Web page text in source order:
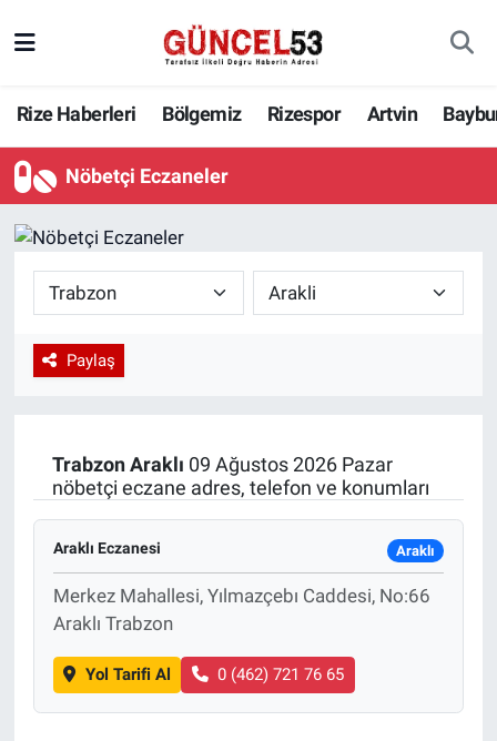
Rize Haberleri Bölgemiz Rizespor Artvin
Nöbetçi Eczaneler
Paylaş
Trabzon Araklı 09 Ağustos 2026 Pazar
nöbetçi eczane adres, telefon ve konumları
Araklı Eczanesi Araklı
Merkez Mahallesi, Yılmazçebı Caddesi, No:66
Araklı Trabzon
Yol Tarifi Al 0 (462) 721 76 65